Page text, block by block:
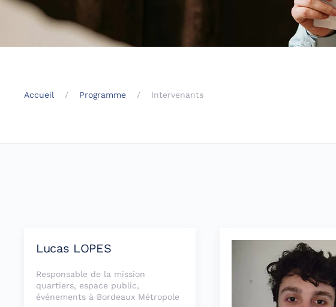
Accueil Programme Intervenants
Lucas LOPES
Responsable de la mission
quartiers, espace public,
événements à Bordeaux Métropole